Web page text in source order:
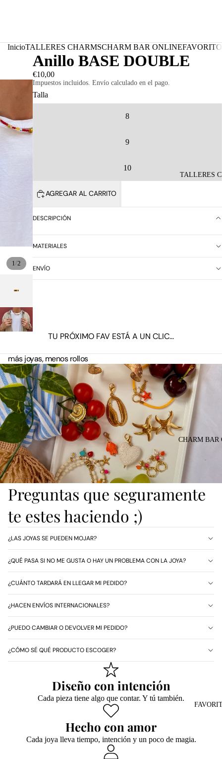
TALLERES
CHARM BAR
InicioTALLERES CHARMSCHARM BAR ONLINE
1/2
Anillo BASE DOUBLE
€10,00
Impuestos incluidos. Envío calculado en el pago.
Talla
8
9
10
AGREGAR AL CARRITO
DESCRIPCIÓN
MATERIALES
ENVÍO
TU PRÓXIMO FAV ESTÁ A UN CLIC...
más joyas, menos rollos
Preguntas que seguramente
te estes haciendo ;)
¿LAS JOYAS SE PUEDEN MOJAR?
¿QUÉ PASA SI NO ME GUSTA O HAY UN PROBLEMA CON LA JOYA?
¿CUÁNTO TARDARÁ EN LLEGAR MI PEDIDO?
¿HACEN ENVÍOS INTERNACIONALES?
¿PUEDO CAMBIAR O DEVOLVER MI PEDIDO?
¿CÓMO SÉ QUÉ PRODUCTO ESCOGER?
Diseño con intención
Cada pieza tiene algo que contar. Y tú también.
Hecho con amor
Cada joya lleva tiempo, intención y un poco de magia.